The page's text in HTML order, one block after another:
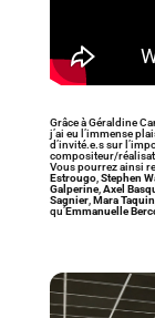
Grâce à Géraldine
j’ai eu l’immense
d’invité.e.s sur
compositeur/
Vous pourrez ainsi
Estrougo,Stephen
Galperine,Axel
Sagnier, Mara Taquin
qu’Emmanuelle